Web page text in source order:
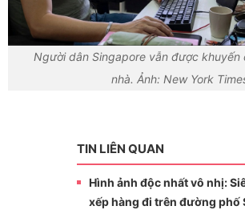
Người dân Singapore vẫn được khuyến
nhà. Ảnh: New York
TIN LIÊN QUAN
Hình ảnh độc nhất vô nhị:
xếp hàng đi trên đường phố